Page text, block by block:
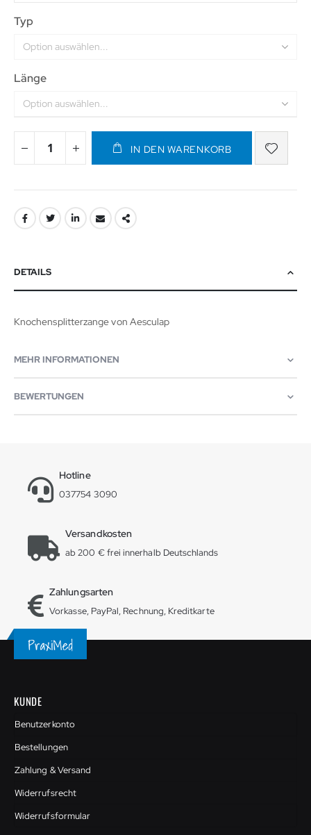
Typ
Länge
IN DEN WARENKORB
DETAILS
Knochensplitterzange von Aesculap
MEHR INFORMATIONEN
BEWERTUNGEN
Hotline
037754 3090
Versandkosten
ab 200 € frei innerhalb Deutschlands
Zahlungsarten
Vorkasse, PayPal, Rechnung, Kreditkarte
KUNDE
Benutzerkonto
Bestellungen
Zahlung & Versand
Widerrufsrecht
Widerrufsformular